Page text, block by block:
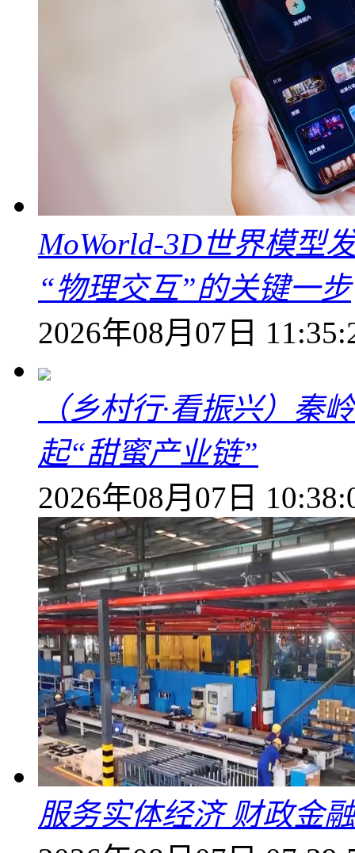
MoWorld-3D世界模型
“物理交互”的关键一步
2026年08月07日
（乡村行·看振兴）秦
起“甜蜜产业链”
2026年08月07日
服务实体经济 财政金